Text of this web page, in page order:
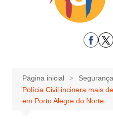
Página inicial
Segurança
Polícia Civil incinera mais
em Porto Alegre do Norte